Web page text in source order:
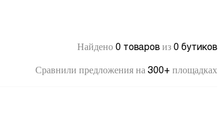
Найдено 0 товаров из 0 бутиков
Сравнили предложения на 300+ площадках